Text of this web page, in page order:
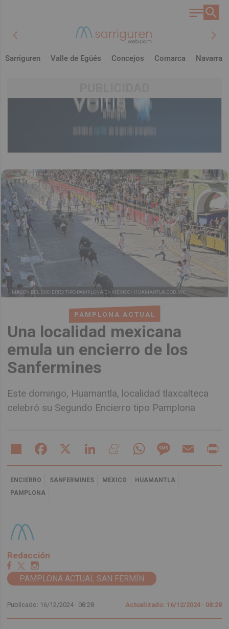
chevron_left chevron_right
Sarriguren Valle de Egüés Concejos Comarca Navarra
PAMPLONA ACTUAL
Una localidad mexicana
emula un encierro de los
Sanfermines
Este domingo, Huamantla, localidad tlaxcalteca
celebró su Segundo Encierro tipo Pamplona
IMAGEN DEL ENCIERRO 'TIPO PAMPLONA' EN MÉXICO - HUAMANTLA.GOB.MX
Share Facebook LinkedIn MeneameWhatsAppMessageEmail
ENCIERRO SANFERMINES MEXICO
HUAMANTLA
PAMPLONA
Redacción
PAMPLONA ACTUAL SAN FERMÍN
Publicado: 16/12/2024 · 08:28 Actualizado: 16/12/2024 · 08:28